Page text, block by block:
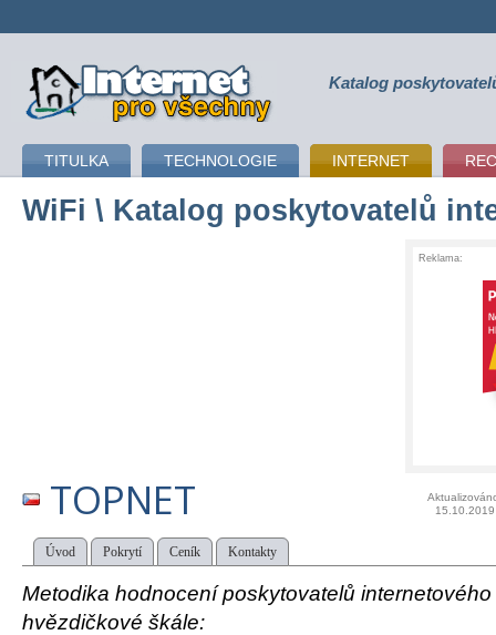
připojení k internetu Katalog
TITULKA TECHNOLOGIE INTERNET
WiFi \ Katalog poskytovatelů
Reklama:
TOPNET
15.10.2019
Úvod Pokrytí Ceník Kontakty
Metodika hodnocení poskytovatelů
hvězdičkové škále: